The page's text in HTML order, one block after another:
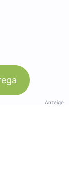
Anzeige